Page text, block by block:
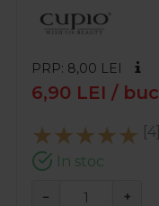
PRP: 8,00 LEI
6,90 LEI / buc
[4]
In stoc
− +